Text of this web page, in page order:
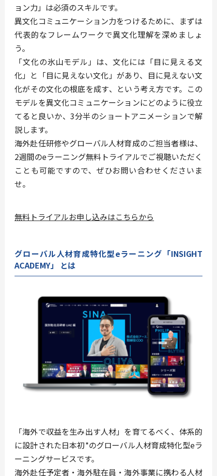
ョン力」は必須のスキルです。
異文化コミュニケーション力をつけるために、まずは
代表的なフレームワークで異文化理解を深めましょ
う。
「文化の氷山モデル」は、文化には「目に見える文
化」と「目に見えない文化」があり、目に見えない文
化がその文化の根底を成す、という考え方です。この
モデルを異文化コミュニケーションにどのように役立
てると良いか、3分半のショートアニメーションで解
説します。
海外赴任研修やグローバル人材育成のご担当者様は、
2週間のeラーニング無料トライアルでご視聴いただく
ことも可能ですので、ぜひお問い合わせくださいま
せ。
無料トライアルお申し込みはこちらから
グローバル人材育成特化型eラーニング「INSIGHT
ACADEMY」 とは
「海外で収益を⽣み出す⼈材」を育てるべく、体系的
に設計された日本初*のグローバル⼈材育成特化型eラ
ーニングサービスです。
海外赴任予定者・海外駐在員・海外事業に携わる⼈材